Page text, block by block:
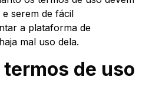
serem de fácil
a plataforma de
mal uso dela.
de uso